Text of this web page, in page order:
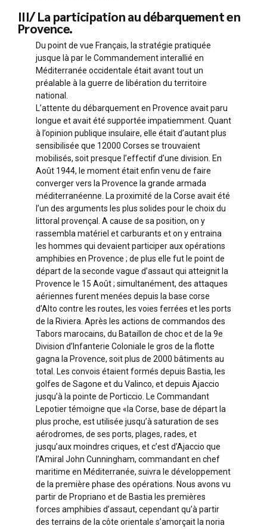
III/ La participation au débarquement en
Provence.
Du point de vue Français, la stratégie pratiquée
jusque là par le Commandement interallié en
Méditerranée occidentale était avant tout un
préalable à la guerre de libération du territoire
national.
L’attente du débarquement en Provence avait paru
longue et avait été supportée impatiemment. Quant
à l’opinion publique insulaire, elle était d’autant plus
sensibilisée que 12000 Corses se trouvaient
mobilisés, soit presque l’effectif d’une division. En
Août 1944, le moment était enfin venu de faire
converger vers la Provence la grande armada
méditerranéenne. La proximité de la Corse avait été
l’un des arguments les plus solides pour le choix du
littoral provençal. A cause de sa position, on y
rassembla matériel et carburants et on y entraina
les hommes qui devaient participer aux opérations
amphibies en Provence ; de plus elle fut le point de
départ de la seconde vague d’assaut qui atteignit la
Provence le 15 Août ; simultanément, des attaques
aériennes furent menées depuis la base corse
d’Alto contre les routes, les voies ferrées et les ports
de la Riviera. Après les actions de commandos des
Tabors marocains, du Bataillon de choc et de la 9e
Division d’Infanterie Coloniale le gros de la flotte
gagna la Provence, soit plus de 2000 bâtiments au
total. Les convois étaient formés depuis Bastia, les
golfes de Sagone et du Valinco, et depuis Ajaccio
jusqu’à la pointe de Porticcio. Le Commandant
Lepotier témoigne que «la Corse, base de départ la
plus proche, est utilisée jusqu’à saturation de ses
aérodromes, de ses ports, plages, rades, et
jusqu’aux moindres criques, et c’est d’Ajaccio que
l’Amiral John Cunningham, commandant en chef
maritime en Méditerranée, suivra le développement
de la première phase des opérations. Nous avons vu
partir de Propriano et de Bastia les premières
forces amphibies d’assaut, cependant qu’à partir
des terrains de la côte orientale s’amorçait la noria